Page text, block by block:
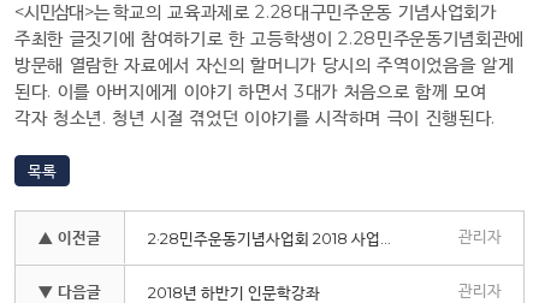
<시민삼대>는학교의 교육과제로2.28대구민주운동 기념사업회가
주최한 글짓기에 참여하기로 한 고등학생이2.28민주운동기념회관에
방문해 열람한 자료에서 자신의 할머니가 당시의 주역이었음을 알게
된다. 이를 아버지에게 이야기 하면서3대가 처음으로 함께 모여
각자 청소년. 청년 시절 겪었던 이야기를 시작하며 극이 진행된다.
목록
▲ 이전글 관리자
▼ 다음글 2018년 하반기 인문학강좌 관리자